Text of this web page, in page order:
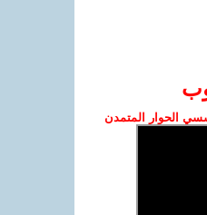
الحوار المتمدن